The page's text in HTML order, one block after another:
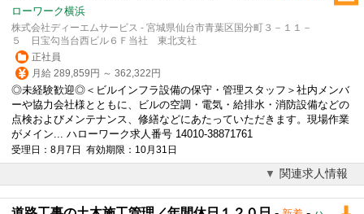
ローワーク横浜
株式会社ディーエムサービス - 宮城県仙台市青葉区国分町３－１１－
５ 日宝勾当台西ビル６Ｆ当社 東北支社
正社員
月給 289,859円 ～ 362,322円
◎未経験歓迎◎＜ビルインフラ設備の保守・管理スタッフ＞社内メンバ
ーや協力会社様とともに、ビルの空調・電気・給排水・消防設備などの
点検およびメンテナンス、修繕などにあたっていただきます。現場作業
がメイン... ハローワーク求人番号 14010-38871761
受理日：8月7日 有効期限：10月31日
関連求人情報